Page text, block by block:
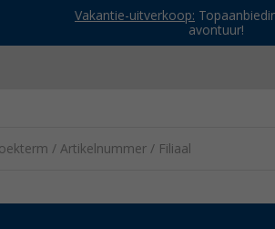
Vakantie-uitverkoop:
avontuur!